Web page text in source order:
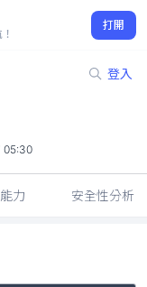
打開
登入
05:30
力 安全性分析